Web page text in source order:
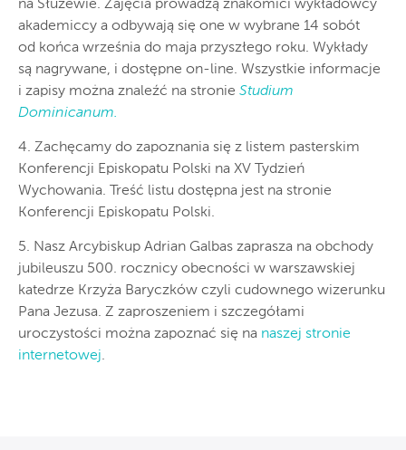
na Służewie. Zajęcia prowadzą znakomici wykładowcy
akademiccy a odbywają się one w wybrane 14 sobót
od końca września do maja przyszłego roku. Wykłady
są nagrywane, i dostępne on-line. Wszystkie informacje
i zapisy można znaleźć na stronie Studium
Dominicanum.
4. Zachęcamy do zapoznania się z listem pasterskim
Konferencji Episkopatu Polski na XV Tydzień
Wychowania. Treść listu dostępna jest na stronie
Konferencji Episkopatu Polski.
5. Nasz Arcybiskup Adrian Galbas zaprasza na obchody
jubileuszu 500. rocznicy obecności w warszawskiej
katedrze Krzyża Baryczków czyli cudownego wizerunku
Pana Jezusa. Z zaproszeniem i szczegółami
uroczystości można zapoznać się na naszej stronie
internetowej.